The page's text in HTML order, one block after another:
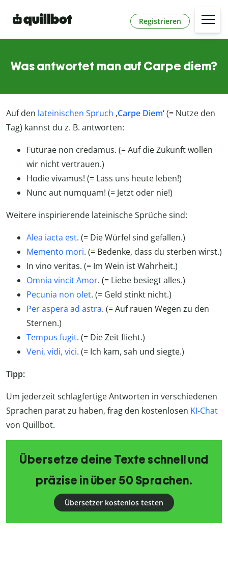
Registrieren
Was antwortet man auf Carpe diem?
Auf den lateinischen Spruch ‚Carpe Diem‘ (= Nutze den
Tag) kannst du z. B. antworten:
Futurae non credamus. (= Auf die Zukunft wollen
wir nicht vertrauen.)
Hodie vivamus! (= Lass uns heute leben!)
Nunc aut numquam! (= Jetzt oder nie!)
Weitere inspirierende lateinische Sprüche sind:
Alea iacta est. (= Die Würfel sind gefallen.)
Memento mori. (= Bedenke, dass du sterben wirst.)
In vino veritas. (= Im Wein ist Wahrheit.)
Omnia vincit Amor. (= Liebe besiegt alles.)
Pecunia non olet. (= Geld stinkt nicht.)
Per aspera ad astra. (= Auf rauen Wegen zu den
Sternen.)
Tempus fugit. (= Die Zeit flieht.)
Veni, vidi, vici. (= Ich kam, sah und siegte.)
Tipp:
Um jederzeit schlagfertige Antworten in verschiedenen
Sprachen parat zu haben, frag den kostenlosen KI-Chat
von Quillbot.
Übersetze deine Texte schnell und
präzise in über 50 Sprachen.
Übersetzer kostenlos testen